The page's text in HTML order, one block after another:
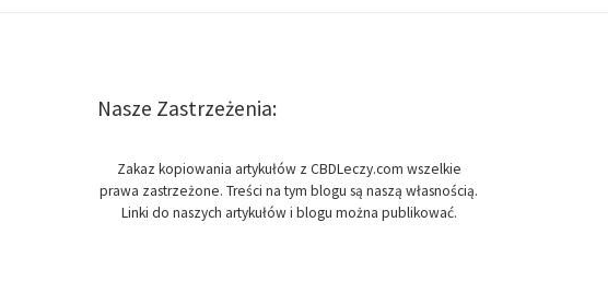
Nasze Zastrzeżenia:
Zakaz kopiowania artykułów z CBDLeczy.com wszelkie
prawa zastrzeżone. Treści na tym blogu są naszą własnością.
Linki do naszych artykułów i blogu można publikować.